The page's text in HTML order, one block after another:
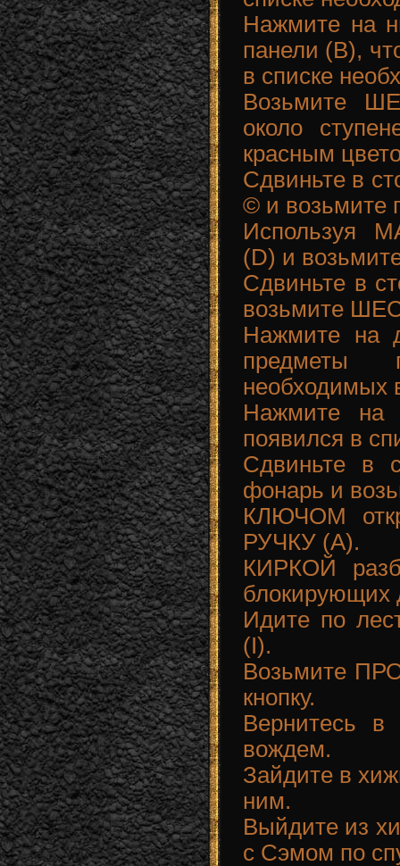
Нажмите на
панели (B),
в списке
Возьмите
около
красным
Сдвиньте в
© и
Используя
(D) и
Сдвиньте в
возьмите
Нажмите на
предметы
необходимых
Нажмите на
появился в
Сдвиньте в
фонарь и
КЛЮЧОМ
РУЧКУ (A).
КИРКОЙ
блокирующих
Идите по
(I).
Возьмите
кнопку.
Вернитесь
вождем.
Зайдите в
ним.
Выйдите из
с Сэмом по